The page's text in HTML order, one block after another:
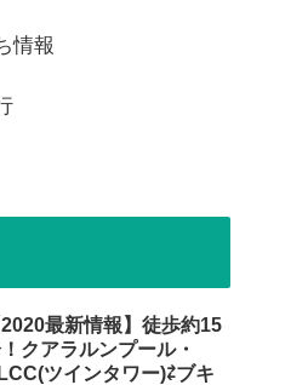
情報
2020最新情報】徒歩約15
クアラルンプール・
ツインタワー)⇄ブキ